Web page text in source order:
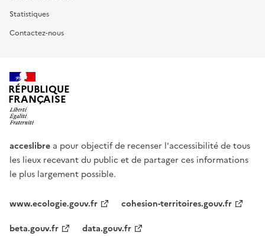
Statistiques
Contactez-nous
RÉPUBLIQUE
FRANÇAISE
acceslibre a pour objectif de recenser l'accessibilité de tous
les lieux recevant du public et de partager ces informations
le plus largement possible.
www.ecologie.gouv.fr
cohesion-territoires.gouv.fr
beta.gouv.fr
data.gouv.fr